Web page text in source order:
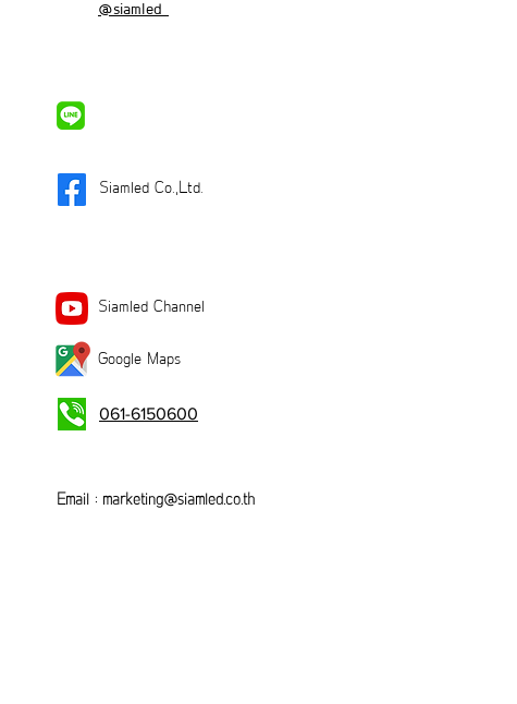
@siamled
Siamled Co.,Ltd.
Siamled Channel
Google Maps
061-6150600
Email : marketing@siamled.co.th